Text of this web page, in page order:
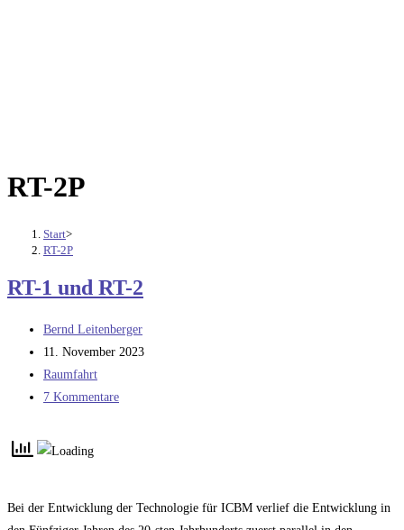
RT-2P
Start>
RT-2P
RT-1 und RT-2
Beitrags-
Autor:
Bernd Leitenberger
Beitrag
veröffentlicht:
11. November 2023
Beitrags-
Kategorie:
Raumfahrt
Beitrags-
7 Kommentare
Bei der Entwicklung der Technologie für ICBM verlief die Entwicklung in